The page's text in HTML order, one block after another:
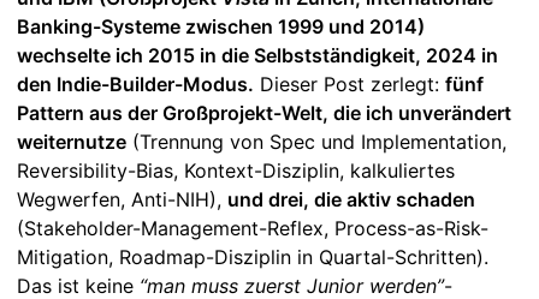
Banking-Systeme zwischen 1999 und 2014)
wechselte ich 2015 in die Selbstständigkeit, 2024 in
den Indie-Builder-Modus. Dieser Post zerlegt: fünf
Pattern aus der Großprojekt-Welt, die ich unverändert
weiternutze (Trennung von Spec und Implementation,
Reversibility-Bias, Kontext-Disziplin, kalkuliertes
Wegwerfen, Anti-NIH), und drei, die aktiv schaden
(Stakeholder-Management-Reflex, Process-as-Risk-
Mitigation, Roadmap-Disziplin in Quartal-Schritten).
Das ist keine “man muss zuerst Junior werden”-